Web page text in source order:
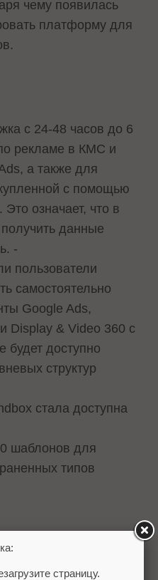
чему появилась
платформу для
с 24-48 часов до 6
рекламе в КМС и
а также для
с помощью
означает, что в
данные
-
пользователи
самостоятельно
Google Ads,
Display & Video 360 с
будет доступно
структур
стала доступна
шаблонов для
типов
страницу.